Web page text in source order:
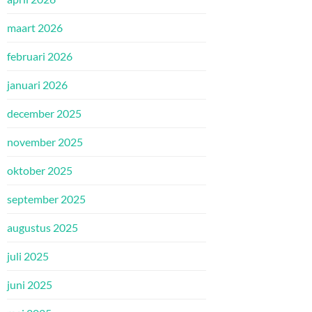
maart 2026
februari 2026
januari 2026
december 2025
november 2025
oktober 2025
september 2025
augustus 2025
juli 2025
juni 2025